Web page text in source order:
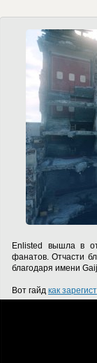
Enlisted вышла в
фанатов. Отчасти
благодаря имени
Вот гайд как